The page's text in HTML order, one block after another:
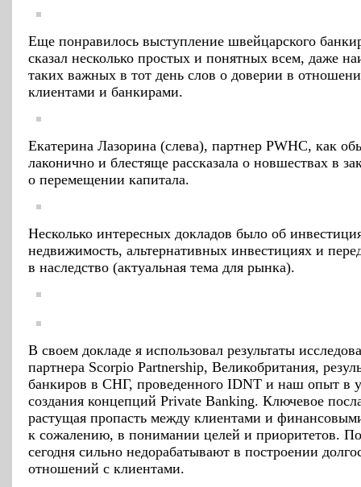
Еще понравилось выступление швейцарского
сказал несколько простых и понятных всем, даже
таких важных в тот день слов о доверии в
клиентами и банкирами.
Екатерина Лазорина (слева), партнер PWHC, как
лаконично и блестяще рассказала о новшествах в
о перемещении капитала.
Несколько интересных докладов было об
недвижимость, альтернативных инвестициях и
в наследство (актуальная тема для рынка).
В своем докладе я использовал результаты
партнера Scorpio Partnership, Великобритания,
банкиров в СНГ, проведенного IDNT и наш опыт в
создания концепций Private Banking. Ключевое
растущая пропасть между клиентами и
к сожалению, в понимании целей и приоритетов.
сегодня сильно недорабатывают в построении
отношений с клиентами.